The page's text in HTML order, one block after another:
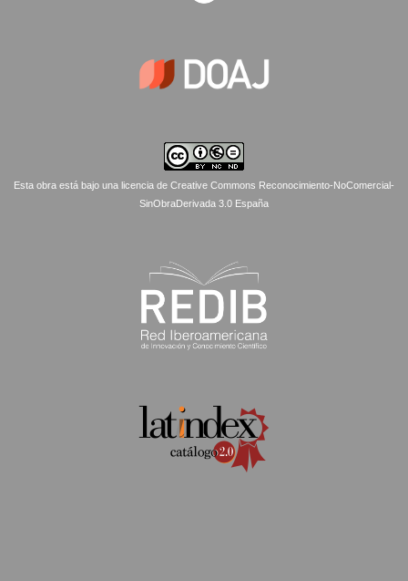
Esta obra está bajo una licencia de Creative Commons Reconocimiento-NoComercial-
SinObraDerivada 3.0 España